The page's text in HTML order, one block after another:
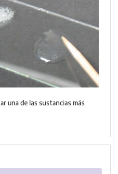
una de las sustancias más